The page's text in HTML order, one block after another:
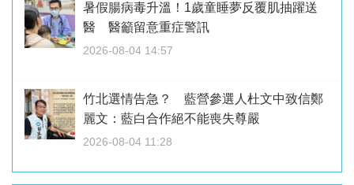
暑假腸病毒升溫！1歲童睡夢反覆肌抽躍送
醫 醫籲留意重症警訊
2026-08-04 14:57
竹北選情告急？ 藍營參選人杜文中致信鄭
麗文：藍白合作絕不能喪失尊嚴
2026-08-04 11:28